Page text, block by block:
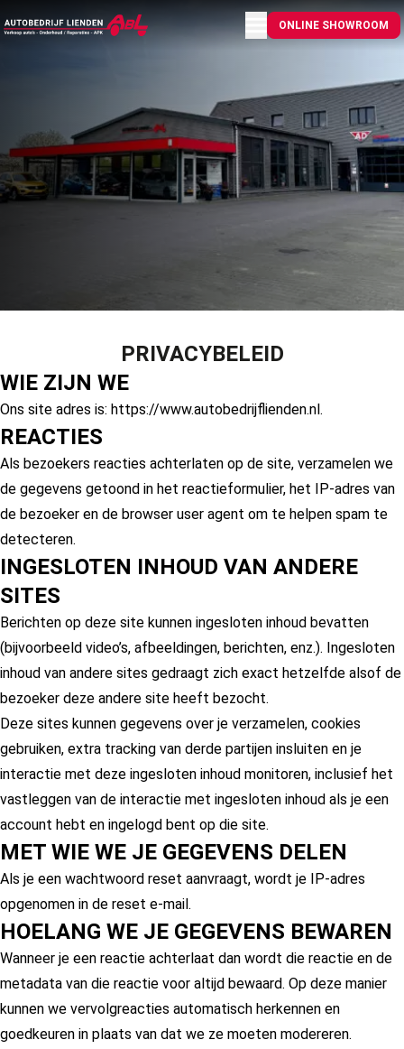
Menu openen
ONLINE SHOWROOM
PRIVACYBELEID
WIE ZIJN WE
Ons site adres is: https://www.autobedrijflienden.nl.
REACTIES
Als bezoekers reacties achterlaten op de site, verzamelen we
de gegevens getoond in het reactieformulier, het IP-adres van
de bezoeker en de browser user agent om te helpen spam te
detecteren.
INGESLOTEN INHOUD VAN ANDERE
SITES
Berichten op deze site kunnen ingesloten inhoud bevatten
(bijvoorbeeld video’s, afbeeldingen, berichten, enz.). Ingesloten
inhoud van andere sites gedraagt zich exact hetzelfde alsof de
bezoeker deze andere site heeft bezocht.
Deze sites kunnen gegevens over je verzamelen, cookies
gebruiken, extra tracking van derde partijen insluiten en je
interactie met deze ingesloten inhoud monitoren, inclusief het
vastleggen van de interactie met ingesloten inhoud als je een
account hebt en ingelogd bent op die site.
MET WIE WE JE GEGEVENS DELEN
Als je een wachtwoord reset aanvraagt, wordt je IP-adres
opgenomen in de reset e-mail.
HOELANG WE JE GEGEVENS BEWAREN
Wanneer je een reactie achterlaat dan wordt die reactie en de
metadata van die reactie voor altijd bewaard. Op deze manier
kunnen we vervolgreacties automatisch herkennen en
goedkeuren in plaats van dat we ze moeten modereren.